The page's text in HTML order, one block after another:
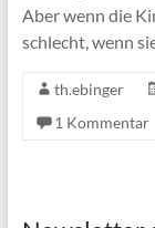
Aber wenn die
schlecht, wenn
th.ebinger
1 Kommentar